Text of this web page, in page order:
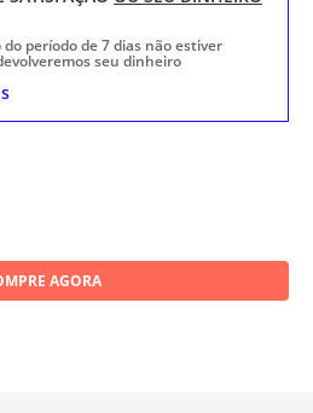
AGORA
do período de 7 dias não estiver
seu dinheiro